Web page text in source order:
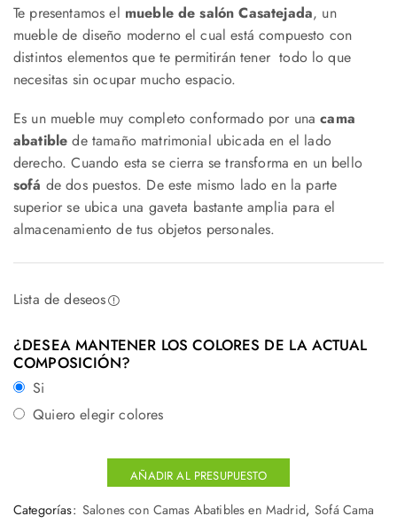
Te presentamos el mueble de salón Casatejada, un
mueble de diseño moderno el cual está compuesto con
distintos elementos que te permitirán tener todo lo que
necesitas sin ocupar mucho espacio.
Es un mueble muy completo conformado por unacama
abatible de tamaño matrimonial ubicada en el lado
derecho. Cuando esta se cierra se transforma en un bello
sofá de dos puestos. De este mismo lado en la parte
superior se ubica una gaveta bastante amplia para el
almacenamiento de tus objetos personales.
Lista de deseos
¿DESEA MANTENER LOS COLORES DE LA ACTUAL
COMPOSICIÓN?
Si
Quiero elegir colores
AÑADIR AL PRESUPUESTO
Categorías: Salones con Camas Abatibles en Madrid, Sofá Cama